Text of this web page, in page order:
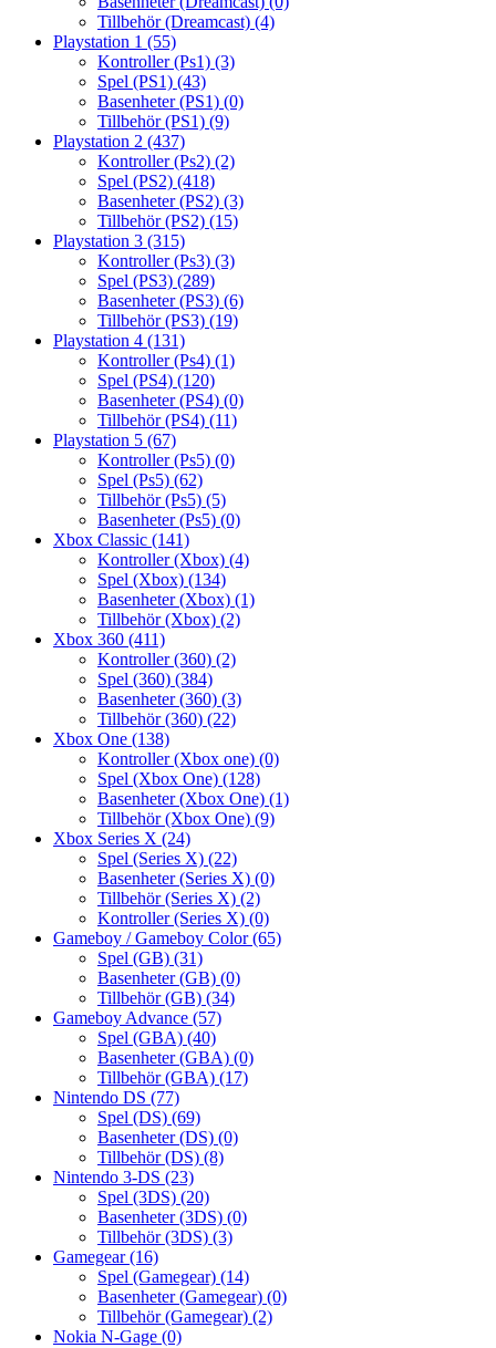
Tillbehör (Dreamcast) (4)
Playstation 1 (55)
Kontroller (Ps1) (3)
Spel (PS1) (43)
Basenheter (PS1) (0)
Tillbehör (PS1) (9)
Playstation 2 (437)
Kontroller (Ps2) (2)
Spel (PS2) (418)
Basenheter (PS2) (3)
Tillbehör (PS2) (15)
Playstation 3 (315)
Kontroller (Ps3) (3)
Spel (PS3) (289)
Basenheter (PS3) (6)
Tillbehör (PS3) (19)
Playstation 4 (131)
Kontroller (Ps4) (1)
Spel (PS4) (120)
Basenheter (PS4) (0)
Tillbehör (PS4) (11)
Playstation 5 (67)
Kontroller (Ps5) (0)
Spel (Ps5) (62)
Tillbehör (Ps5) (5)
Basenheter (Ps5) (0)
Xbox Classic (141)
Kontroller (Xbox) (4)
Spel (Xbox) (134)
Basenheter (Xbox) (1)
Tillbehör (Xbox) (2)
Xbox 360 (411)
Kontroller (360) (2)
Spel (360) (384)
Basenheter (360) (3)
Tillbehör (360) (22)
Xbox One (138)
Kontroller (Xbox one) (0)
Spel (Xbox One) (128)
Basenheter (Xbox One) (1)
Tillbehör (Xbox One) (9)
Xbox Series X (24)
Spel (Series X) (22)
Basenheter (Series X) (0)
Tillbehör (Series X) (2)
Kontroller (Series X) (0)
Gameboy / Gameboy Color(65)
Spel (GB) (31)
Basenheter (GB) (0)
Tillbehör (GB) (34)
Gameboy Advance (57)
Spel (GBA) (40)
Basenheter (GBA) (0)
Tillbehör (GBA) (17)
Nintendo DS (77)
Spel (DS) (69)
Basenheter (DS) (0)
Tillbehör (DS) (8)
Nintendo 3-DS (23)
Spel (3DS) (20)
Basenheter (3DS) (0)
Tillbehör (3DS) (3)
Gamegear(16)
Spel (Gamegear) (14)
Basenheter (Gamegear) (0)
Tillbehör (Gamegear) (2)
Nokia N-Gage (0)